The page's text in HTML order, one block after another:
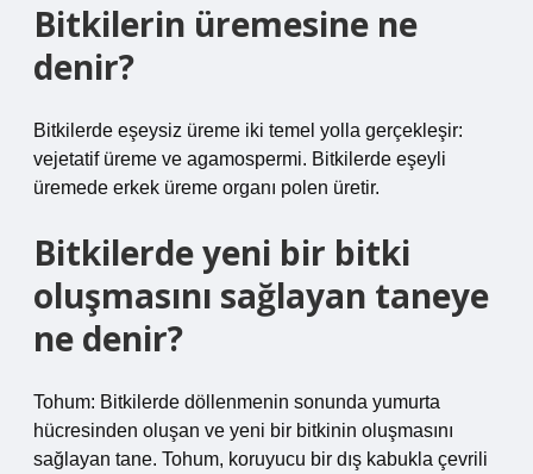
Bitkilerin üremesine ne
denir?
Bitkilerde eşeysiz üreme iki temel yolla gerçekleşir:
vejetatif üreme ve agamospermi. Bitkilerde eşeyli
üremede erkek üreme organı polen üretir.
Bitkilerde yeni bir bitki
oluşmasını sağlayan taneye
ne denir?
Tohum: Bitkilerde döllenmenin sonunda yumurta
hücresinden oluşan ve yeni bir bitkinin oluşmasını
sağlayan tane. Tohum, koruyucu bir dış kabukla çevrili